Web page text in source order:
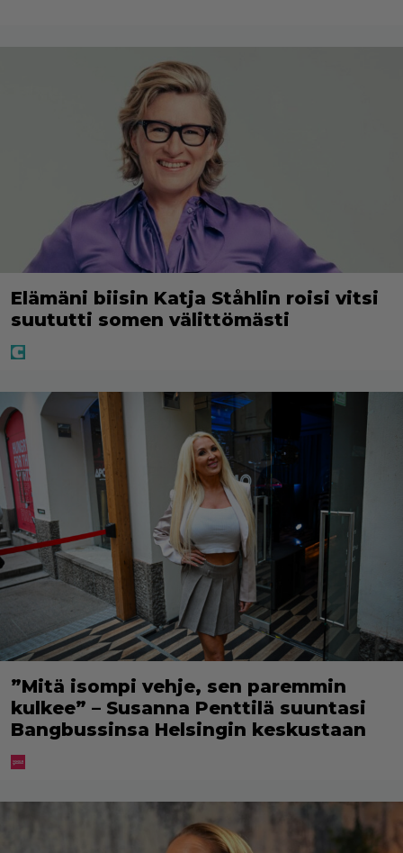
Elämäni biisin Katja Ståhlin roisi vitsi
suututti somen välittömästi
”Mitä isompi vehje, sen paremmin
kulkee” – Susanna Penttilä suuntasi
Bangbussinsa Helsingin keskustaan